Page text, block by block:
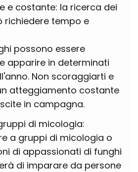
e costante: la ricerca dei
richiedere tempo e
possono essere
apparire in determinati
Non scoraggiarti e
atteggiamento costante
in campagna.
di micologia:
a gruppi di micologia o
di appassionati di funghi
di imparare da persone